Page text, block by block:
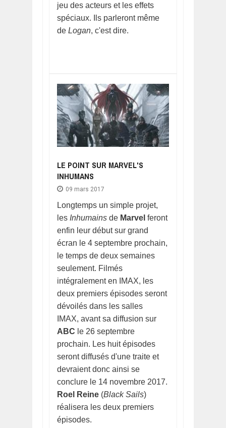
jeu des acteurs et les effets
spéciaux. Ils parleront même
de Logan, c'est dire.
LE POINT SUR MARVEL'S
INHUMANS
09 mars 2017
Longtemps un simple projet,
les Inhumains de Marvel feront
enfin leur début sur grand
écran le 4 septembre prochain,
le temps de deux semaines
seulement. Filmés
intégralement en IMAX, les
deux premiers épisodes seront
dévoilés dans les salles
IMAX, avant sa diffusion sur
ABC le 26 septembre
prochain. Les huit épisodes
seront diffusés d'une traite et
devraient donc ainsi se
conclure le 14 novembre 2017.
Roel Reine (Black Sails)
réalisera les deux premiers
épisodes.